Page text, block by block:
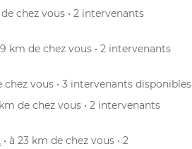
de chez vous • 2 intervenants
km de chez vous • 2 intervenants
chez vous • 3 intervenants disponibles
km de chez vous • 2 intervenants
• à 23 km de chez vous • 2